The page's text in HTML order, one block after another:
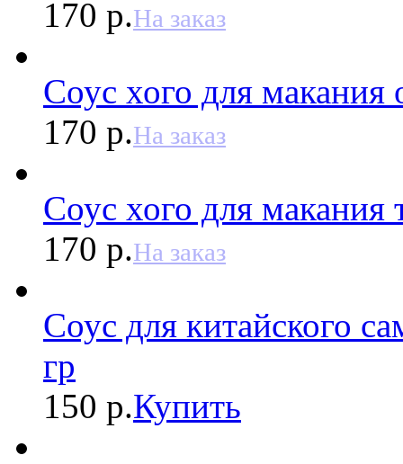
170 р.На заказ
Соус хого для
170 р.На заказ
Соус хого для макания
170 р.На заказ
Соус для китайского
гр
150 р.Купить